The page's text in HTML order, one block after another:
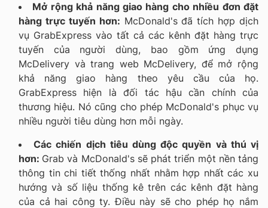
Mở rộng khả năng giao hàng cho nhiều đơn đặt
hàng trực tuyến hơn: McDonald's đã tích hợp dịch
vụ GrabExpress vào tất cả các kênh đặt hàng trực
tuyến của người dùng, bao gồm ứng dụng
McDelivery và trang web McDelivery, để mở rộng
khả năng giao hàng theo yêu cầu của họ.
GrabExpress hiện là đối tác hậu cần chính của
thương hiệu. Nó cũng cho phép McDonald's phục vụ
nhiều người tiêu dùng hơn mỗi ngày.
Các chiến dịch tiêu dùng độc quyền và thú vị
hơn: Grab và McDonald's sẽ phát triển một nền tảng
thông tin chi tiết thống nhất nhằm hợp nhất các xu
hướng và số liệu thống kê trên các kênh đặt hàng
của cả hai công ty. Điều này sẽ cho phép họ nắm